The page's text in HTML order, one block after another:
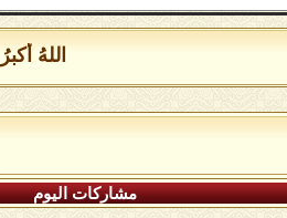
اللهُ أكبرُ
مشاركات اليوم